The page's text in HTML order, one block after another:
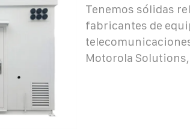
Tenemos sólidas
fabricantes de
Motorola Solutions,